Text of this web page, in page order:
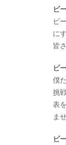
ビ
ビ
に
皆
ビ
僕
挑
表
ま
ビ